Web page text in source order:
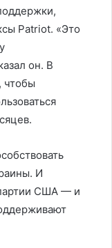
Patriot. «Это
он. В
чтобы
И
США — и